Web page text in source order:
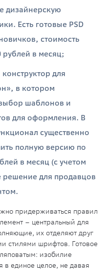
дизайнерскую
Есть готовые PSD
стоимость
рублей в месяц;
для
в котором
шаблонов и
для оформления. В
существенно
полную версию по
в месяц (с учетом
решение для продавцов
придерживаться правил
– центральный для
их отделяют друг
стилями шрифтов. Готовое
изобилие
в единое целое, не давая